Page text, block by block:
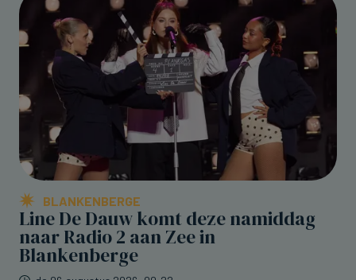
BLANKENBERGE
Line De Dauw komt deze namiddag
naar Radio 2 aan Zee in
Blankenberge